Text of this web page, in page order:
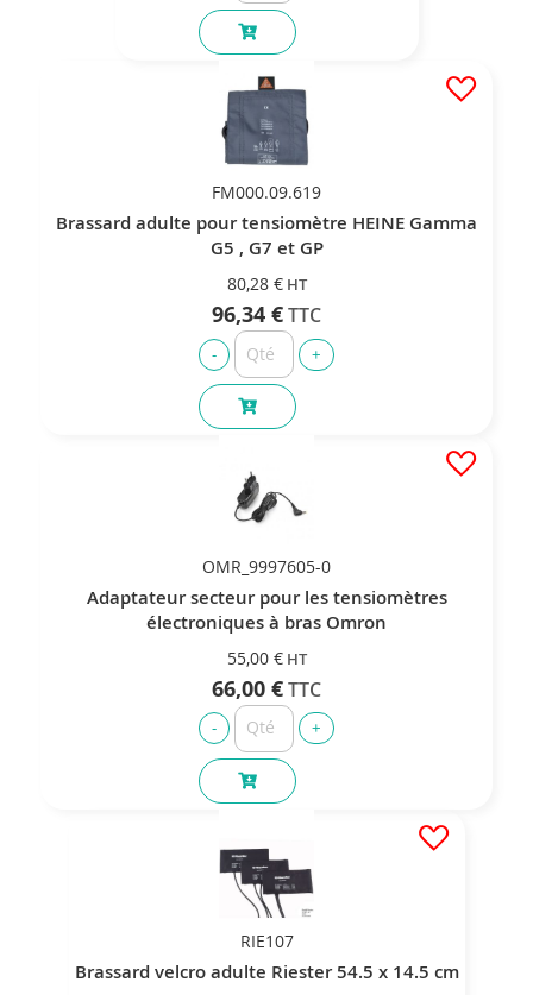
FM000.09.619
Brassard adulte pour tensiomètre HEINE Gamma
G5 , G7 et GP
80,28 €
96,34 €
OMR_9997605-0
Adaptateur secteur pour les tensiomètres
électroniques à bras Omron
55,00 €
66,00 €
RIE107
Brassard velcro adulte Riester 54.5 x 14.5 cm